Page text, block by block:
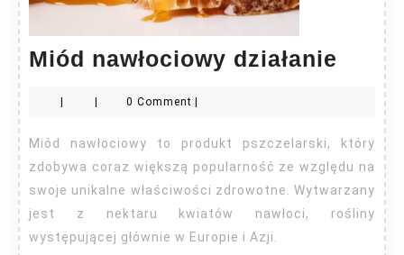
Miód nawłociowy działanie Miód
0 Comment
Miód nawłociowy to produkt pszczelarski, który
zdobywa coraz większą popularność ze względu na
swoje unikalne właściwości zdrowotne. Wytwarzany
jest z nektaru kwiatów nawłoci, rośliny
występującej głównie w Europie i Azji.